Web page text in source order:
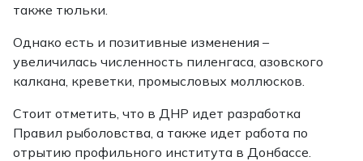
также тюльки.
Однако есть и позитивные изменения –
увеличилась численность пиленгаса, азовского
калкана, креветки, промысловых моллюсков.
Стоит отметить, что в ДНР идет разработка
Правил рыболовства, а также идет работа по
отрытию профильного института в Донбассе.